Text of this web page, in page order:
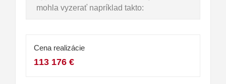
mohla vyzerať napríklad takto:
Cena realizácie
113 176 €